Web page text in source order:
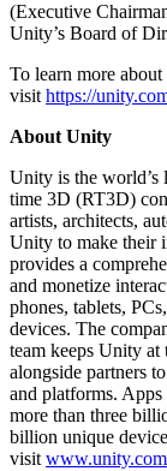
(Executive
Unity’s Board of
To learn more
visit https://
About Unity
Unity is the world’s
time 3D (RT3D)
artists, architects,
Unity to make their
provides a
and monetize
phones, tablets,
devices. The
team keeps Unity
alongside partners
and platforms.
more than three
billion unique
visit www.unity.com